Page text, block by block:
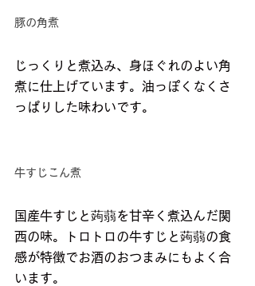
豚の角煮
じっくりと煮込み、身ほぐれのよい角
煮に仕上げています。油っぽくなくさ
っぱりした味わいです。
牛すじこん煮
国産牛すじと蒟蒻を甘辛く煮込んだ関
西の味。トロトロの牛すじと蒟蒻の食
感が特徴でお酒のおつまみにもよく合
います。